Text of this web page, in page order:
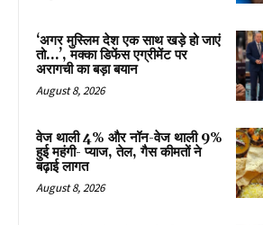
‘अगर मुस्लिम देश एक साथ खड़े हो जाएं
तो…’, मक्का डिफेंस एग्रीमेंट पर
अरागची का बड़ा बयान
August 8, 2026
वेज थाली 4% और नॉन-वेज थाली 9%
हुई महंगी- प्याज, तेल, गैस कीमतों ने
बढ़ाई लागत
August 8, 2026